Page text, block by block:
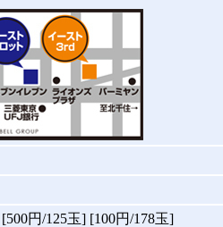
円/125玉] [100円/178玉]